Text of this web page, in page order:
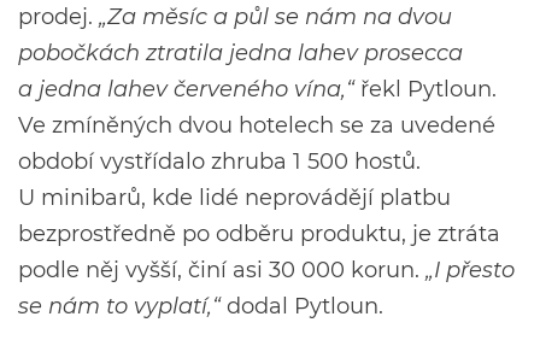
prodej. „Za měsíc a půl se nám na dvou
pobočkách ztratila jedna lahev prosecca
a jedna lahev červeného vína,“řekl Pytloun.
Ve zmíněných dvou hotelech se za uvedené
období vystřídalo zhruba 1 500 hostů.
U minibarů, kde lidé neprovádějí platbu
bezprostředně po odběru produktu, je ztráta
podle něj vyšší, činí asi 30 000 korun. „I přesto
se nám to vyplatí,“dodal Pytloun.